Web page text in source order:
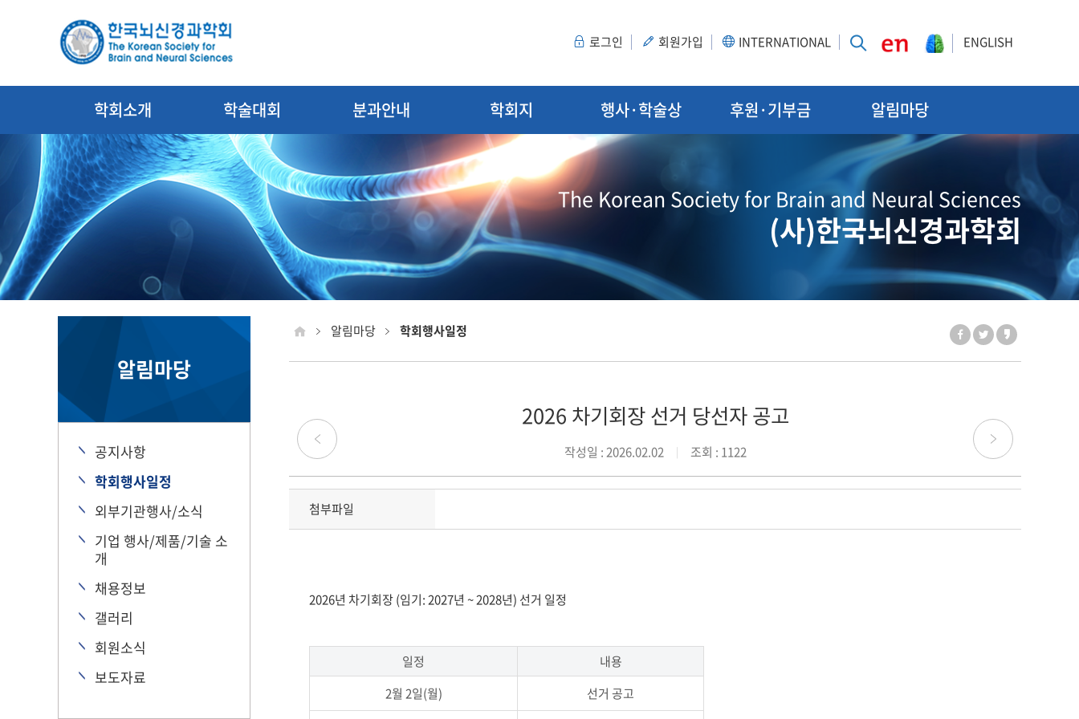
로그인 회원가입 INTERNATIONAL ENGLISH
학회소개 학술대회 분과안내 학회지 행사·학술상 후원·기부금 알림마당
The Korean Society for Brain and Neural Sciences
(사)한국뇌신경과학회
알림마당
공지사항
학회행사일정
외부기관행사/소식
기업 행사/제품/기술 소
개
채용정보
갤러리
회원소식
보도자료
알림마당 학회행사일정
2026 차기회장 선거 당선자 공고
작성일 : 2026.02.02 조회 : 1122
첨부파일
2026년 차기회장 (임기: 2027년 ~ 2028년) 선거 일정
일정
내용
2월 2일(월)
선거 공고